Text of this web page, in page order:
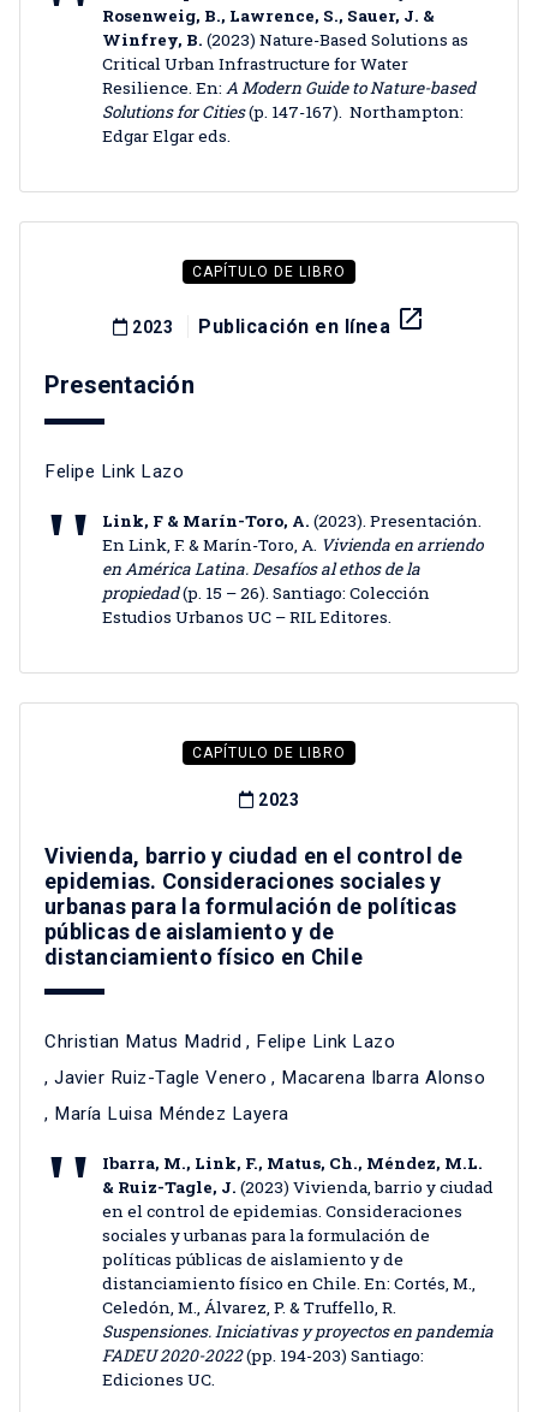
Rosenweig, B., Lawrence, S., Sauer, J. &
Winfrey, B. (2023) Nature-Based Solutions as
Critical Urban Infrastructure for Water
Resilience. En: A Modern Guide to Nature-based
Solutions for Cities(p. 147-167). Northampton:
Edgar Elgar eds.
CAPÍTULO DE LIBRO
2023 Publicación en línea launch
Presentación
Felipe Link Lazo
Link, F & Marín-Toro, A. (2023). Presentación.
En Link, F. & Marín-Toro, A. Vivienda en arriendo
en América Latina. Desafíos al ethos de la
propiedad(p. 15 – 26). Santiago: Colección
Estudios Urbanos UC – RIL Editores.
CAPÍTULO DE LIBRO
2023
Vivienda, barrio y ciudad en el control de
epidemias. Consideraciones sociales y
urbanas para la formulación de políticas
públicas de aislamiento y de
distanciamiento físico en Chile
Christian Matus Madrid , Felipe Link Lazo
, Javier Ruiz-Tagle Venero , Macarena Ibarra Alonso
, María Luisa Méndez Layera
Ibarra, M., Link, F., Matus, Ch., Méndez, M.L.
& Ruiz-Tagle, J. (2023) Vivienda, barrio y ciudad
en el control de epidemias. Consideraciones
sociales y urbanas para la formulación de
políticas públicas de aislamiento y de
distanciamiento físico en Chile. En: Cortés, M.,
Celedón, M., Álvarez, P. & Truffello, R.
Suspensiones. Iniciativas y proyectos en pandemia
FADEU 2020-2022(pp. 194-203) Santiago:
Ediciones UC.